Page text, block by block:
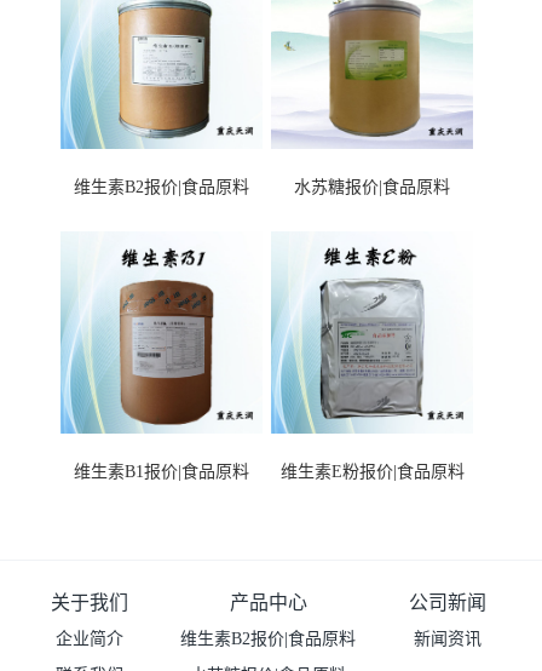
维生素B2报价|食品原料 水苏糖报价|食品原料
维生素B1报价|食品原料 维生素E粉报价|食品原料
关于我们
企业简介
产品中心
维生素B2报价|食品原料
公司新闻
新闻资讯